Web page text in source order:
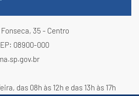
35 - Centro
08900-000
das 08h às 12h e das 13h às 17h